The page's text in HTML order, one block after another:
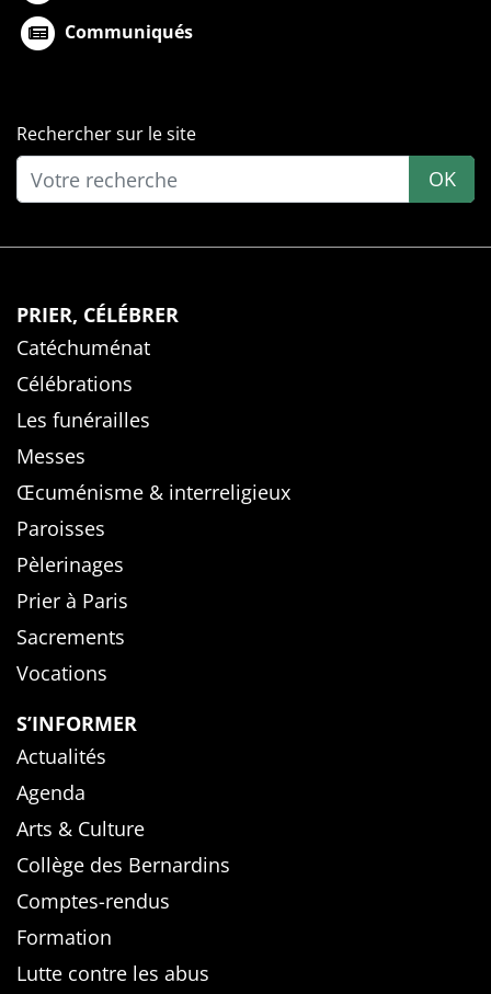
Communiqués
Rechercher sur le site
OK
PRIER, CÉLÉBRER
Catéchuménat
Célébrations
Les funérailles
Messes
Œcuménisme & interreligieux
Paroisses
Pèlerinages
Prier à Paris
Sacrements
Vocations
S’INFORMER
Actualités
Agenda
Arts & Culture
Collège des Bernardins
Comptes-rendus
Formation
Lutte contre les abus